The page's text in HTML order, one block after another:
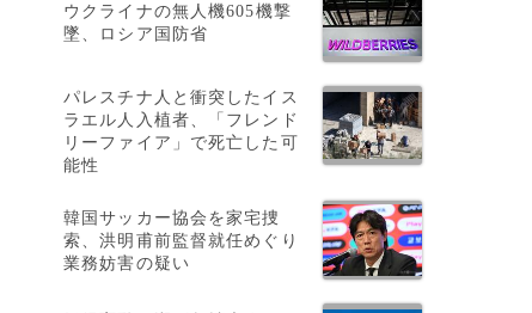
ウクライナの無人機605機撃
墜、ロシア国防省
パレスチナ人と衝突したイス
ラエル人入植者、「フレンド
リーファイア」で死亡した可
能性
韓国サッカー協会を家宅捜
索、洪明甫前監督就任めぐり
業務妨害の疑い